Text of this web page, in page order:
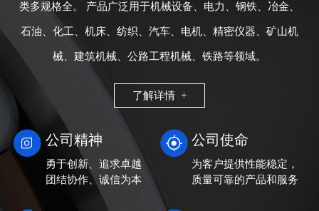
类多规格全。 产品广泛用于机械设备、电力、钢铁、冶金、
石油、化工、机床、纺织、汽车、电机、精密仪器、矿山机
械、建筑机械、公路工程机械、铁路等领域。
了解详情 +
公司精神
勇于创新、追求卓越
团结协作、诚信为本
公司使命
为客户提供性能稳定，
质量可靠的产品和服务